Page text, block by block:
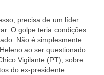
precisa de um líder
O golpe teria condições
Não é simplesmente
ao ser questionado
Vigilante (PT), sobre
do ex-presidente